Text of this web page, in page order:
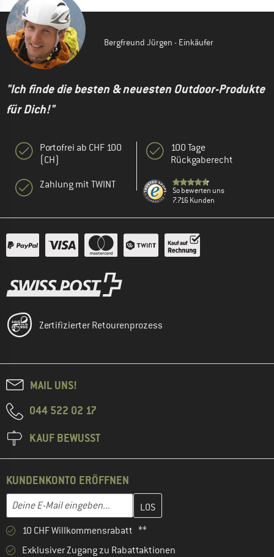
Bergfreund Jürgen - Einkäufer
"Ich finde die besten & neuesten Outdoor-Produkte
für Dich!"
Portofrei ab CHF 100
(CH)
Zahlung mit TWINT
100 Tage
Rückgaberecht
So bewerten uns
7.716 Kunden
Zertifizierter Retourenprozess
MAIL UNS!
044 522 02 17
KAUF BEWUSST
KUNDENKONTO ERÖFFNEN
E-Mail-Adresse
Gib hier deine E-Mail-Adresse ein und erstelle im nächsten
10 CHF Willkommensrabatt **
Exklusiver Zugang zu Rabattaktionen